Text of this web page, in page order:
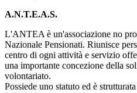
A.N.T.E.A.S.
L'ANTEA è un'associazione no
Nazionale Pensionati. Riunisce
centro di ogni attività e servizio
una importante concezione della
volontariato.
Possiede uno statuto ed è